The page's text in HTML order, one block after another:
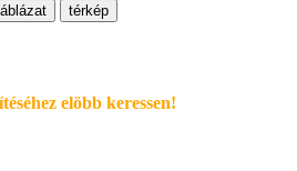
térkép
elöbb keressen!